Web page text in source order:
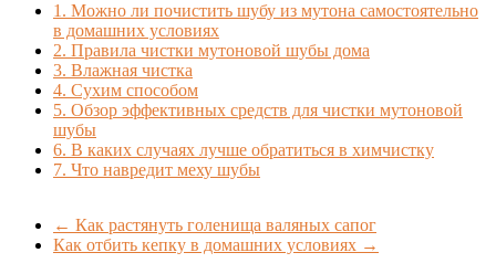
1. Можно ли почистить шубу из мутона самостоятельно
в домашних условиях
2. Правила чистки мутоновой шубы дома
3. Влажная чистка
4. Сухим способом
5. Обзор эффективных средств для чистки мутоновой
шубы
6. В каких случаях лучше обратиться в химчистку
7. Что навредит меху шубы
← Как растянуть голенища валяных сапог
Как отбить кепку в домашних условиях →